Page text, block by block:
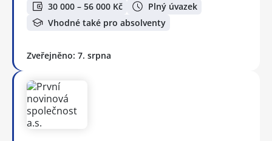
30 000 – 56 000 Kč
Plný úvazek
Vhodné také pro absolventy
Zveřejněno: 7. srpna